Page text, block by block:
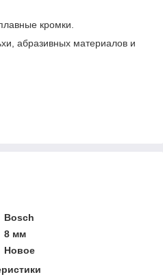
кромки.
абразивных материалов и
Bosch
8 мм
Новое